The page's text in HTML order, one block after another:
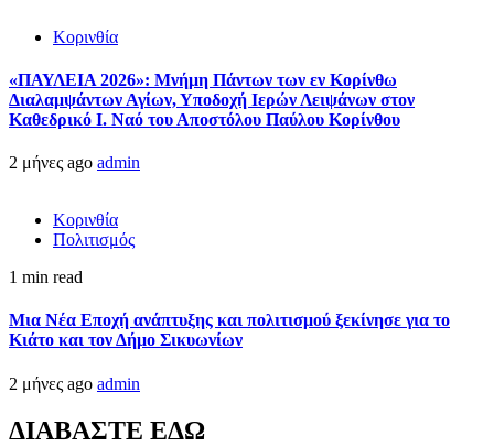
Κορινθία
«ΠΑΥΛΕΙΑ 2026»: Μνήμη Πάντων των εν Κορίνθω
Διαλαμψάντων Αγίων, Υποδοχή Ιερών Λειψάνων στον
Καθεδρικό Ι. Ναό του Αποστόλου Παύλου Κορίνθου
2 μήνες ago admin
Κορινθία
Πολιτισμός
1 min read
Μια Νέα Εποχή ανάπτυξης και πολιτισμού ξεκίνησε για το
Κιάτο και τον Δήμο Σικυωνίων
2 μήνες ago admin
ΔΙΑΒΑΣΤΕ ΕΔΩ